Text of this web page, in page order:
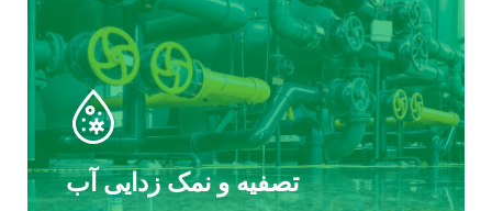
تصفیه و نمک زدایی آب